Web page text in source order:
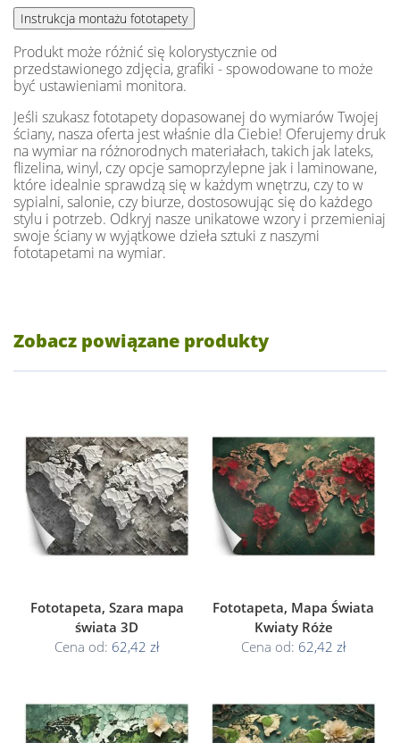
Produkt może różnić się kolorystycznie od
przedstawionego zdjęcia, grafiki - spowodowane to może
być ustawieniami monitora.
Jeśli szukasz fototapety dopasowanej do wymiarów Twojej
ściany, nasza oferta jest właśnie dla Ciebie! Oferujemy druk
na wymiar na różnorodnych materiałach, takich jak lateks,
flizelina, winyl, czy opcje samoprzylepne jak i laminowane,
które idealnie sprawdzą się w każdym wnętrzu, czy to w
sypialni, salonie, czy biurze, dostosowując się do każdego
stylu i potrzeb. Odkryj nasze unikatowe wzory i przemieniaj
swoje ściany w wyjątkowe dzieła sztuki z naszymi
fototapetami na wymiar.
Zobacz powiązane produkty
Fototapeta, Szara mapa
świata 3D
Cena od: 62,42 zł
Fototapeta, Mapa Świata
Kwiaty Róże
Cena od: 62,42 zł